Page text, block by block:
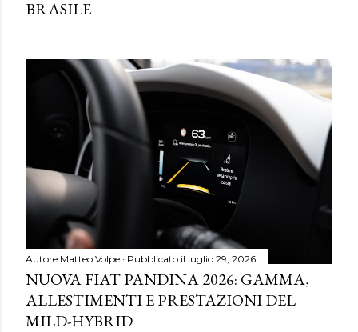
BRASILE
Autore Matteo Volpe Pubblicato il luglio 29, 2026
NUOVA FIAT PANDINA 2026: GAMMA,
ALLESTIMENTI E PRESTAZIONI DEL
MILD-HYBRID